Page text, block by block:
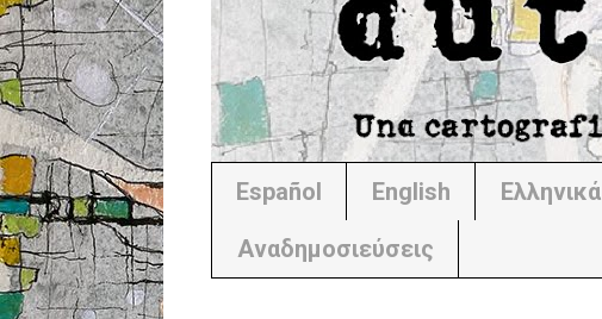
Español English Ελληνικά
Αναδημοσιεύσεις